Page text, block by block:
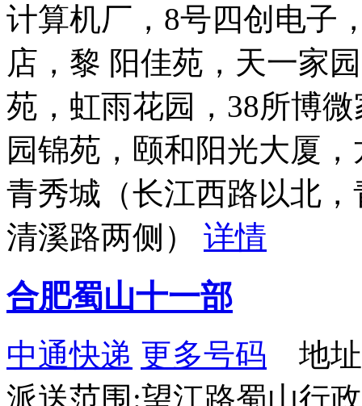
计算机厂，8号四创电子
店，黎 阳佳苑，天一家
苑，虹雨花园，38所博
园锦苑，颐和阳光大厦
青秀城（长江西路以北
清溪路两侧） 详情
合肥蜀山十一部
中通快递 更多号码 地址
派送范围:望江路蜀山行